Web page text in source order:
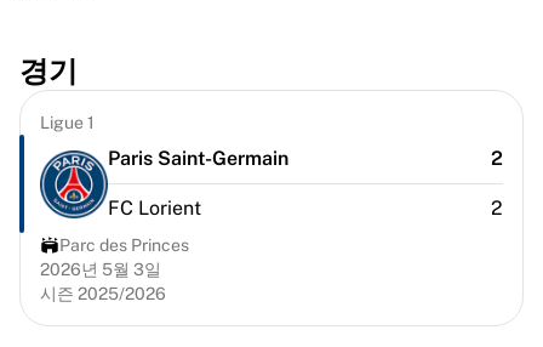
샬럿 호네츠
시카고 불스
LA 클리퍼스
포틀랜드 트레일 블레이저스
비르투스 볼로냐
농구 전체 보기
주요 NBA 팀
샬럿 호네츠
시카고 불스
포틀랜드 트레일 블레이저스
경기
Ligue 1
Paris Saint-Germain 2
FC Lorient 2
Parc des Princes
2026년 5월 3일
시즌 2025/2026